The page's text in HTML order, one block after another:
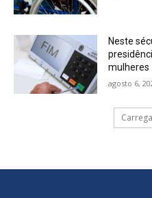
Neste
mulheres
agosto 6,